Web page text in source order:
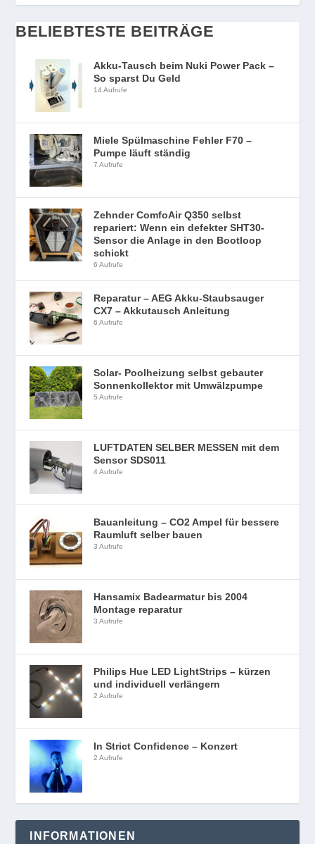
BELIEBTESTE BEITRÄGE
Akku-Tausch beim Nuki Power Pack –
So sparst Du Geld
14 Aufrufe
Miele Spülmaschine Fehler F70 –
Pumpe läuft ständig
7 Aufrufe
Zehnder ComfoAir Q350 selbst
repariert: Wenn ein defekter SHT30-
Sensor die Anlage in den Bootloop
schickt
6 Aufrufe
Reparatur – AEG Akku-Staubsauger
CX7 – Akkutausch Anleitung
6 Aufrufe
Solar- Poolheizung selbst gebauter
Sonnenkollektor mit Umwälzpumpe
5 Aufrufe
LUFTDATEN SELBER MESSEN mit dem
Sensor SDS011
4 Aufrufe
Bauanleitung – CO2 Ampel für bessere
Raumluft selber bauen
3 Aufrufe
Hansamix Badearmatur bis 2004
Montage reparatur
3 Aufrufe
Philips Hue LED LightStrips – kürzen
und individuell verlängern
2 Aufrufe
In Strict Confidence – Konzert
2 Aufrufe
INFORMATIONEN